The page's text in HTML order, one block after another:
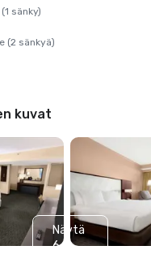
sänky)
(2 sänkyä)
kuvat
Näytä
6